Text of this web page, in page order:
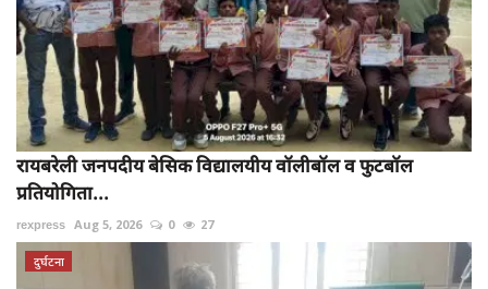
रायबरेली जनपदीय बेसिक विद्यालयीय वॉलीबॉल व फुटबॉल
प्रतियोगिता...
rexpress Aug 5, 2026 0 27
दुर्घटना